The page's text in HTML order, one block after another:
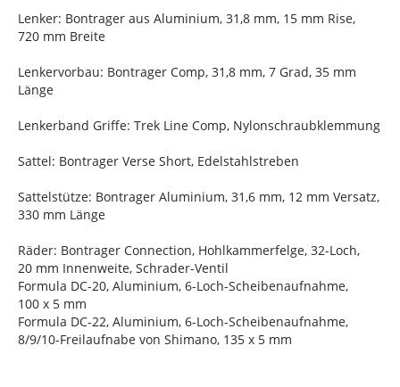
Lenker: Bontrager aus Aluminium, 31,8 mm, 15 mm Rise,
720 mm Breite
Lenkervorbau: Bontrager Comp, 31,8 mm, 7 Grad, 35 mm
Länge
Lenkerband Griffe: Trek Line Comp, Nylonschraubklemmung
Sattel: Bontrager Verse Short, Edelstahlstreben
Sattelstütze: Bontrager Aluminium, 31,6 mm, 12 mm Versatz,
330 mm Länge
Räder: Bontrager Connection, Hohlkammerfelge, 32-Loch,
20 mm Innenweite, Schrader-Ventil
Formula DC-20, Aluminium, 6-Loch-Scheibenaufnahme,
100 x 5 mm
Formula DC-22, Aluminium, 6-Loch-Scheibenaufnahme,
8/9/10-Freilaufnabe von Shimano, 135 x 5 mm